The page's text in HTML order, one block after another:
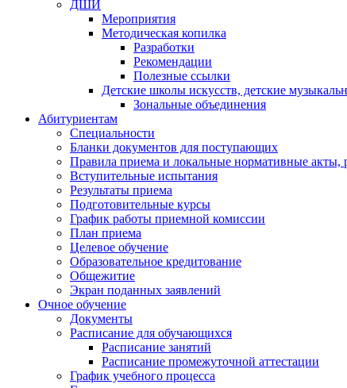
ДШИ
Мероприятия
Методическая копилка
Разработки
Рекомендации
Полезные ссылки
Детские школы искусств, детские
Зональные объединения
Абитуриентам
Специальности
Бланки документов для поступающих
Правила приема и локальные нормативные
Вступительные испытания
Результаты приема
Подготовительные курсы
График работы приемной комиссии
План приема
Целевое обучение
Образовательное кредитование
Общежитие
Экран поданных заявлений
Очное обучение
Документы
Расписание для обучающихся
Расписание занятий
Расписание промежуточной аттестации
График учебного процесса